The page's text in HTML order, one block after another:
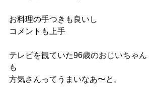
お料理の手つきも良いし
コメントも上手
テレビを観ていた96歳のおじいちゃん
も
方気さんってうまいなあ〜と。